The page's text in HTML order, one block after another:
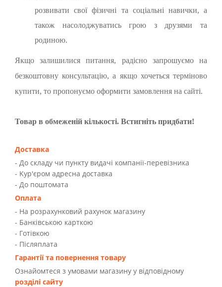
розвивати свої фізичні та соціальні навички, а
також насолоджуватись грою з друзями та
родиною.
Якщо залишилися питання, радісно запрошуємо на
безкоштовну консультацію, а якщо хочеться терміново
купити, то пропонуємо оформити замовлення на сайті.
Товар в обмеженій кількості. Встигніть придбати!
Доставка
- До складу чи пункту видачі компанії-перевізника
- Kур'єром адресна доставка
- До поштомата
Оплата
- На розрахунковий рахунок магазину
- Банківською карткою
- Готівкою
- Післяплата
Гарантії та повернення товару
Ознайомтеся з умовами магазину у відповідному
розділі сайту